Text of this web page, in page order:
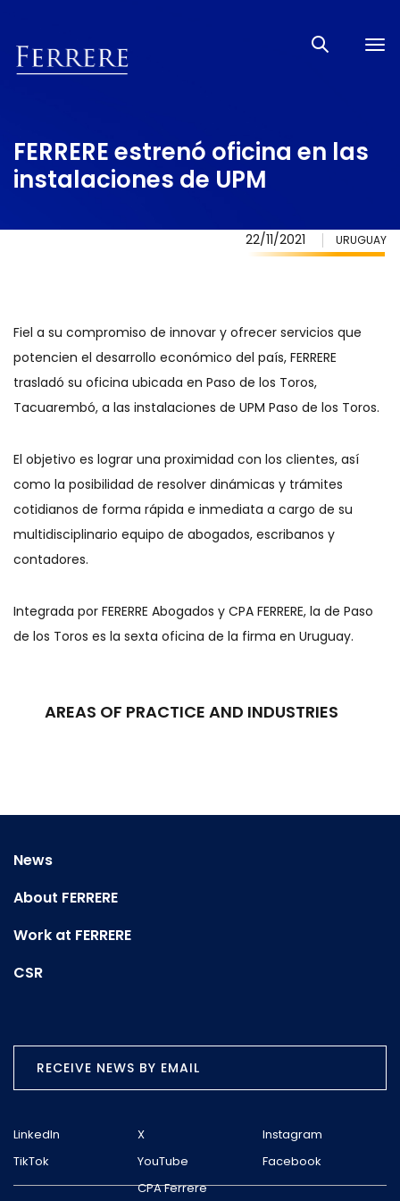
FERRERE estrenó oficina en las
instalaciones de UPM
22/11/2021 URUGUAY
Fiel a su compromiso de innovar y ofrecer servicios que
potencien el desarrollo económico del país, FERRERE
trasladó su oficina ubicada en Paso de los Toros,
Tacuarembó, a las instalaciones de UPM Paso de los Toros.
El objetivo es lograr una proximidad con los clientes, así
como la posibilidad de resolver dinámicas y trámites
cotidianos de forma rápida e inmediata a cargo de su
multidisciplinario equipo de abogados, escribanos y
contadores.
Integrada por FERERRE Abogados y CPA FERRERE, la de Paso
de los Toros es la sexta oficina de la firma en Uruguay.
AREAS OF PRACTICE AND INDUSTRIES
News
About FERRERE
Work at FERRERE
CSR
RECEIVE NEWS BY EMAIL
LinkedIn X
Instagram
TikTok
YouTube
Facebook
CPA Ferrere